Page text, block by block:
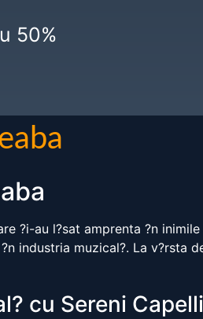
50%
?i-au l?sat amprenta ?n
industria muzical?. La v?rsta
cu Sereni Capelli